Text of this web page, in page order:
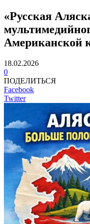
«Русская
Американской
18.02.2026
0
ПОДЕЛИТЬСЯ
Facebook
Twitter